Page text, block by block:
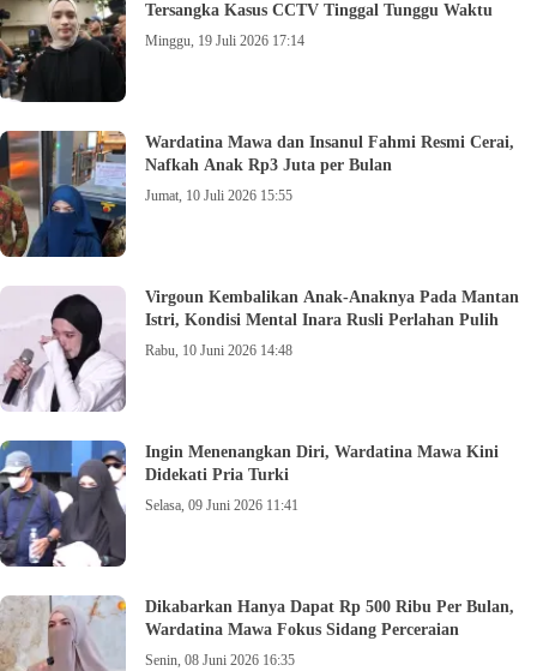
Tersangka Kasus CCTV Tinggal Tunggu Waktu
Minggu, 19 Juli 2026 17:14
Wardatina Mawa dan Insanul Fahmi Resmi Cerai,
Nafkah Anak Rp3 Juta per Bulan
Jumat, 10 Juli 2026 15:55
Virgoun Kembalikan Anak-Anaknya Pada Mantan
Istri, Kondisi Mental Inara Rusli Perlahan Pulih
Rabu, 10 Juni 2026 14:48
Ingin Menenangkan Diri, Wardatina Mawa Kini
Didekati Pria Turki
Selasa, 09 Juni 2026 11:41
Dikabarkan Hanya Dapat Rp 500 Ribu Per Bulan,
Wardatina Mawa Fokus Sidang Perceraian
Senin, 08 Juni 2026 16:35